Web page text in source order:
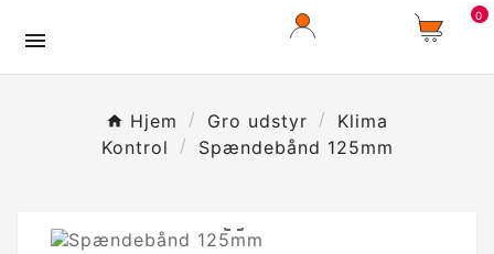

0
Hjem Gro udstyr
Klima
Kontrol
Spændebånd 125mm
